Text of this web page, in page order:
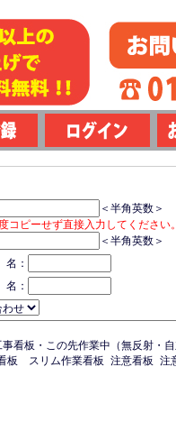
＜半角英数＞
コピーせず直接入力してください。
＜半角英数＞
名：
名：